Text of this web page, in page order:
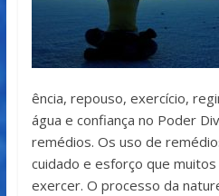
ência, repouso, exercício,
água e confiança no Poder
remédios. Os uso de
cuidado e esforço que
exercer. O processo da